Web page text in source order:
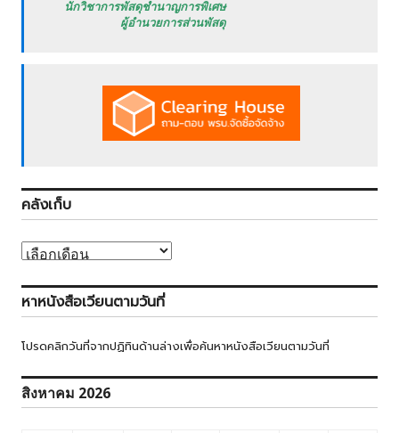
   นักวิชาการพัสดุชำนาญการพิเศษ
            ผู้อำนวยการส่วนพัสดุ
คลังเก็บ
คลัง
เก็บ
หาหนังสือเวียนตามวันที่
โปรดคลิกวันที่จากปฏิทินด้านล่างเพื่อค้นหาหนังสือเวียนตามวันที่
สิงหาคม 2026